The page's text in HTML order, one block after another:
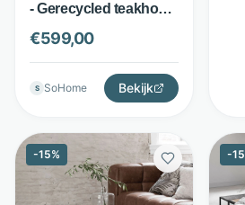
- Gerecycled teakhout
en metaal - Semi ronde
design salontafel -
Bruin - DTP Home
€599,00
S SoHome Bekijk
-15% -15